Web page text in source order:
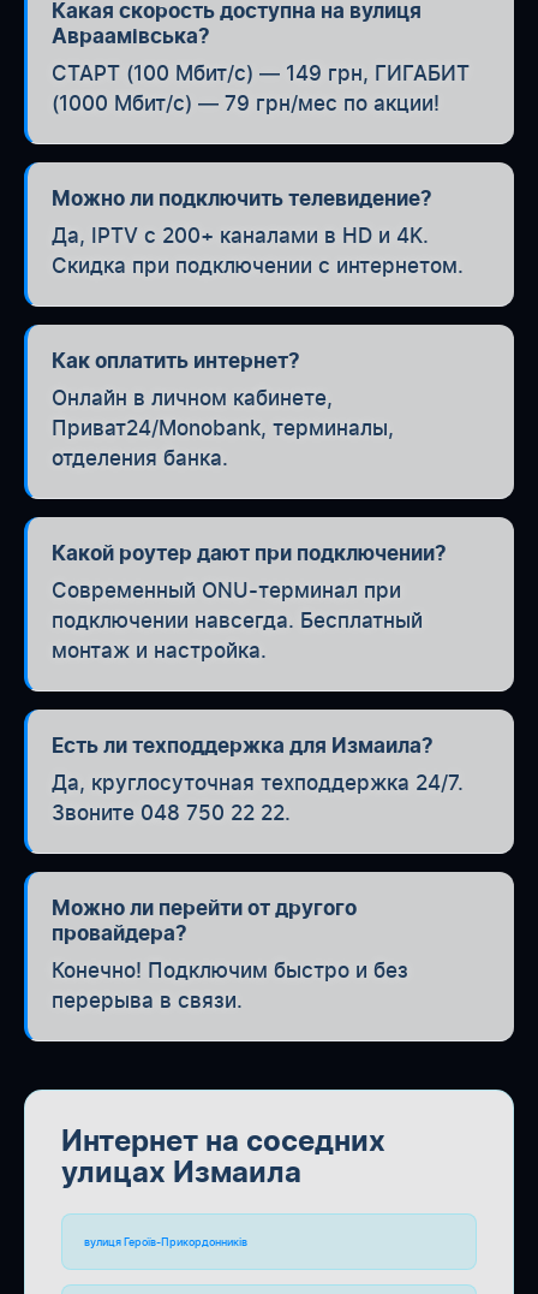
Какая скорость доступна на вулиця
Авраамівська?
СТАРТ (100 Мбит/с) — 149 грн, ГИГАБИТ
(1000 Мбит/с) — 79 грн/мес по акции!
Можно ли подключить телевидение?
Да, IPTV с 200+ каналами в HD и 4K.
Скидка при подключении с интернетом.
Как оплатить интернет?
Онлайн в личном кабинете,
Приват24/Monobank, терминалы,
отделения банка.
Какой роутер дают при подключении?
Современный ONU-терминал при
подключении навсегда. Бесплатный
монтаж и настройка.
Есть ли техподдержка для Измаила?
Да, круглосуточная техподдержка 24/7.
Звоните 048 750 22 22.
Можно ли перейти от другого
провайдера?
Конечно! Подключим быстро и без
перерыва в связи.
Интернет на соседних
улицах Измаила
вулиця Героїв-Прикордонників